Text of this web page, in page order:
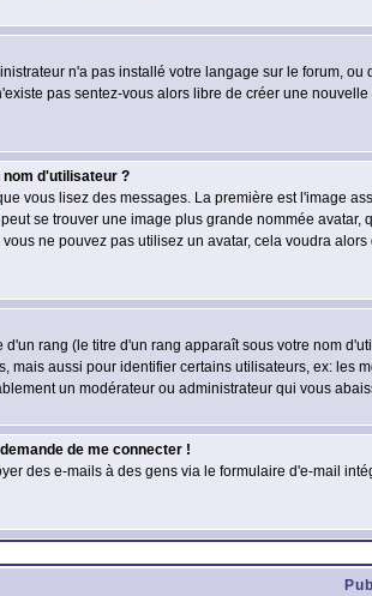
n'a pas installé votre langage sur le forum,
pas sentez-vous alors libre de créer une
nom d'utilisateur ?
vous lisez des messages. La première est
se trouver une image plus grande nommée
ne pouvez pas utilisez un avatar, cela voudra
rang (le titre d'un rang apparaît sous votre nom
mais aussi pour identifier certains utilisateurs, ex:
un modérateur ou administrateur qui vous
de me connecter !
des e-mails à des gens via le formulaire d'e-mail